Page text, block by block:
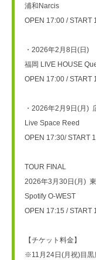
浦和Narcis
OPEN 17:00 / START
・2026年2月8日(日)
福岡 LIVE HOUSE
OPEN 17:00 / START
・2026年2月9日(月)
Live Space Reed
OPEN 17:30/ START
TOUR FINAL
2026年3月30日(月)
Spotify O-WEST
OPEN 17:15 / START
【チケット料金】
※11月24日(月祝)目黒